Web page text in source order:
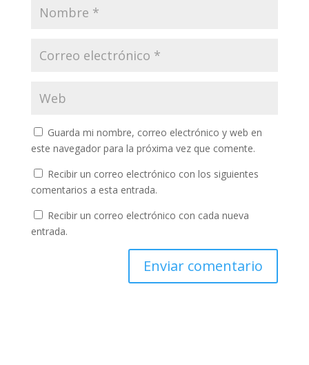
Guarda mi nombre, correo electrónico y web en
este navegador para la próxima vez que comente.
Recibir un correo electrónico con los siguientes
comentarios a esta entrada.
Recibir un correo electrónico con cada nueva
entrada.